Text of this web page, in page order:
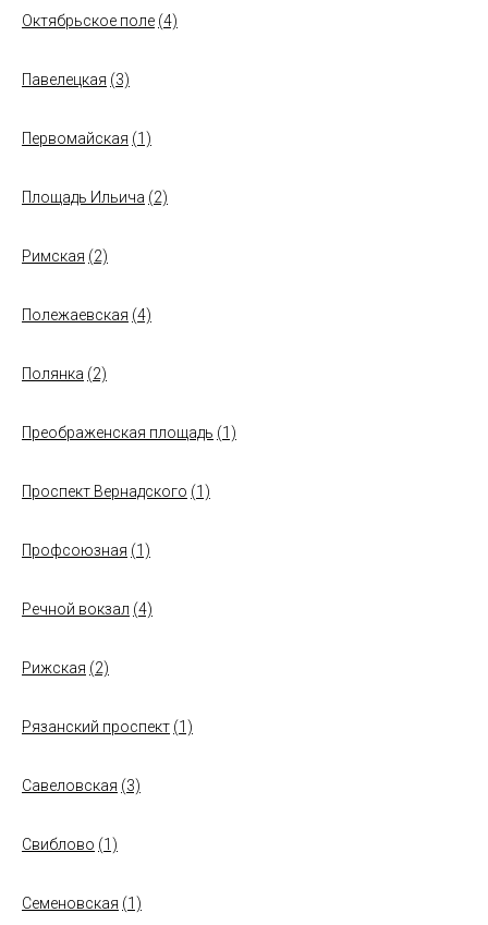
Октябрьское поле (4)
Павелецкая (3)
Первомайская (1)
Площадь Ильича (2)
Римская (2)
Полежаевская (4)
Полянка (2)
Преображенская площадь (1)
Проспект Вернадского (1)
Профсоюзная (1)
Речной вокзал (4)
Рижская (2)
Рязанский проспект (1)
Савеловская (3)
Свиблово (1)
Семеновская (1)